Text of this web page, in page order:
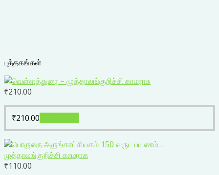
புத்தகங்கள்
₹210.00
₹210.00
₹110.00